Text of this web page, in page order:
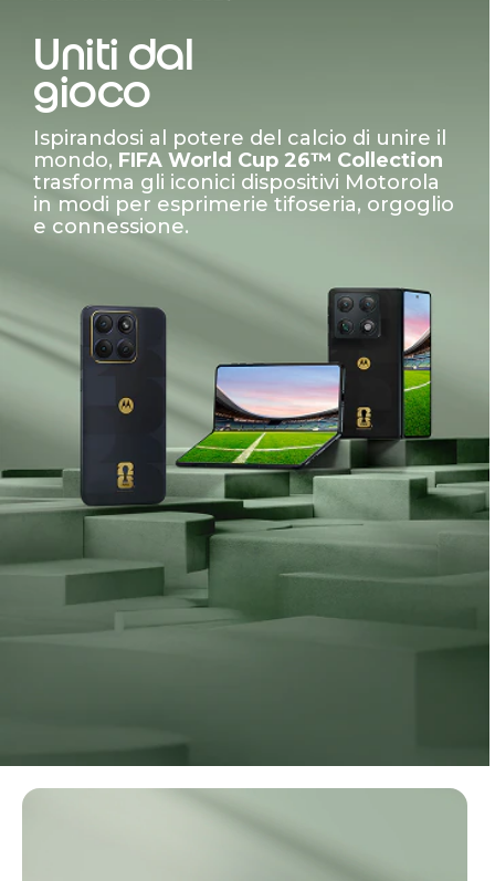
Uniti dal
gioco
Ispirandosi al potere del calcio di unire il
mondo, FIFA World Cup 26™ Collection
trasforma gli iconici dispositivi Motorola
in modi per esprimerie tifoseria, orgoglio
e connessione.